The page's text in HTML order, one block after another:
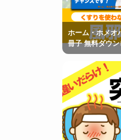
ホーム・ホメオ
冊子 無料ダウ